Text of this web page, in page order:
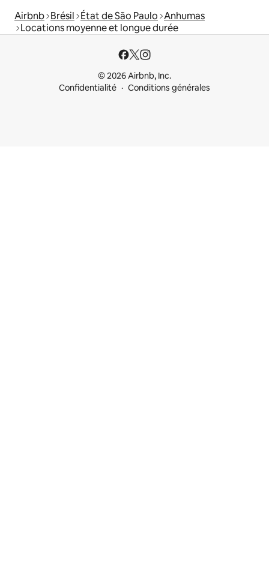
Airbnb Brésil État de São Paulo Anhumas
Locations moyenne et longue durée
© 2026 Airbnb, Inc.
Confidentialité
Conditions générales